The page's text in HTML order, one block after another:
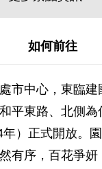
如何前往
市中心，東臨
平東路、北側為
）正式開放。
有序，百花爭妍